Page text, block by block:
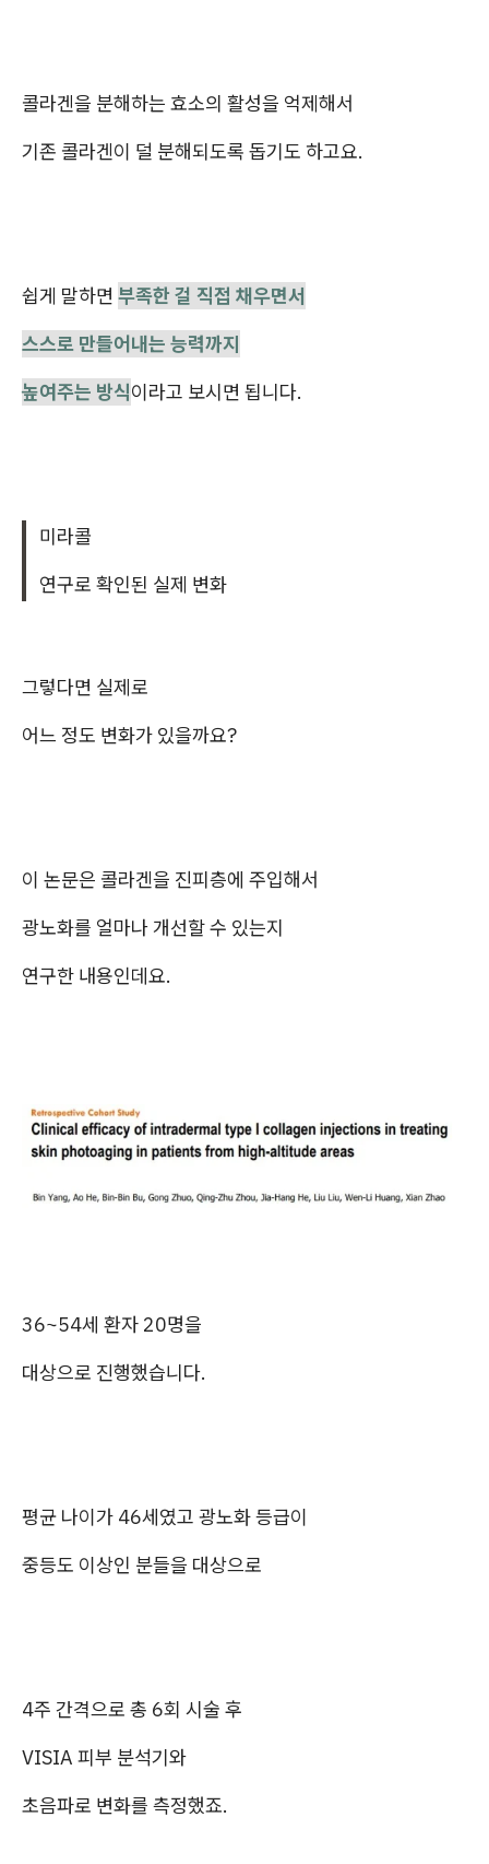
콜라겐을 분해하는 효소의 활성을 억제해서
기존 콜라겐이 덜 분해되도록 돕기도 하고요.
쉽게 말하면 부족한 걸 직접 채우면서
스스로 만들어내는 능력까지
높여주는 방식이라고 보시면 됩니다.
미라콜
연구로 확인된 실제 변화
그렇다면 실제로
어느 정도 변화가 있을까요?
이 논문은 콜라겐을 진피층에 주입해서
광노화를 얼마나 개선할 수 있는지
연구한 내용인데요.
36~54세 환자 20명을
대상으로 진행했습니다.
평균 나이가 46세였고 광노화 등급이
중등도 이상인 분들을 대상으로
4주 간격으로 총 6회 시술 후
VISIA 피부 분석기와
초음파로 변화를 측정했죠.